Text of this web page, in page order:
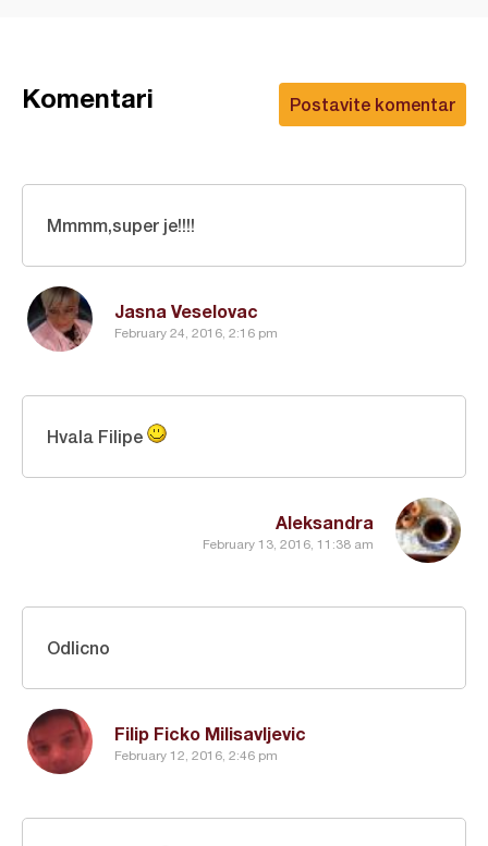
Postavite komentar
Komentari
Jasna Veselovac
February 24, 2016, 2:16 pm
Mmmm,super je!!!!
Aleksandra
February 13, 2016, 11:38 am
Hvala Filipe
Filip Ficko Milisavljevic
February 12, 2016, 2:46 pm
Odlicno